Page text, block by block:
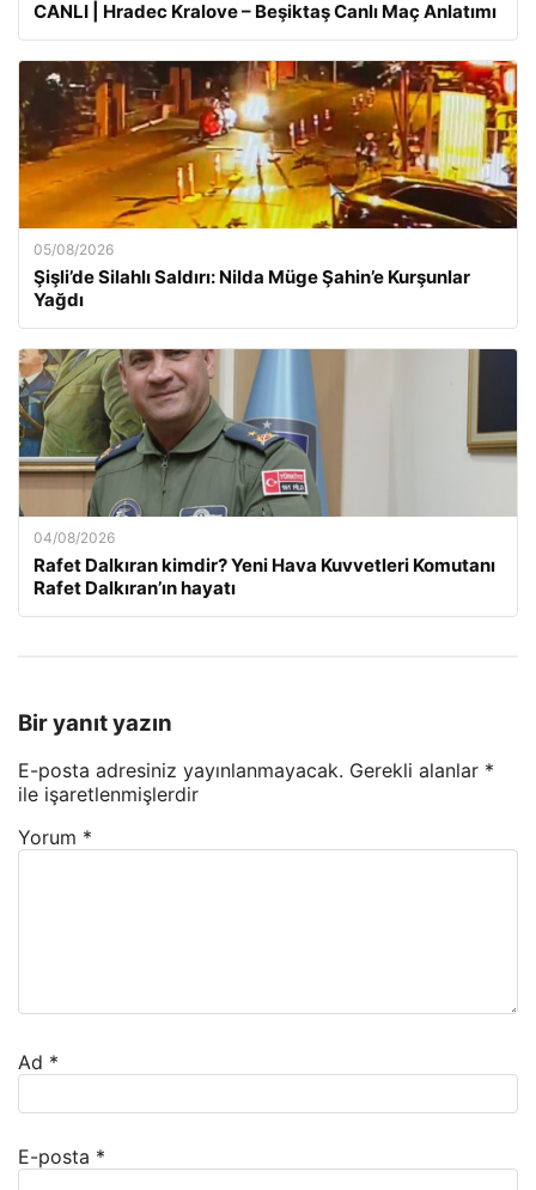
CANLI | Hradec Kralove – Beşiktaş Canlı Maç Anlatımı
05/08/2026
Şişli’de Silahlı Saldırı: Nilda Müge Şahin’e Kurşunlar
Yağdı
04/08/2026
Rafet Dalkıran kimdir? Yeni Hava Kuvvetleri Komutanı
Rafet Dalkıran’ın hayatı
Bir yanıt yazın
E-posta adresiniz yayınlanmayacak. Gerekli alanlar *
ile işaretlenmişlerdir
Yorum *
Ad *
E-posta *